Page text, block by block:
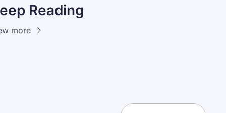
Reading
more